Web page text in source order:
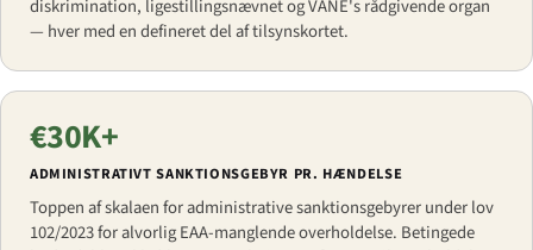
diskrimination, ligestillingsnævnet og VANE's rådgivende organ
— hver med en defineret del af tilsynskortet.
€30K+
ADMINISTRATIVT SANKTIONSGEBYR PR. HÆNDELSE
Toppen af skalaen for administrative sanktionsgebyrer under lov
102/2023 for alvorlig EAA-manglende overholdelse. Betingede